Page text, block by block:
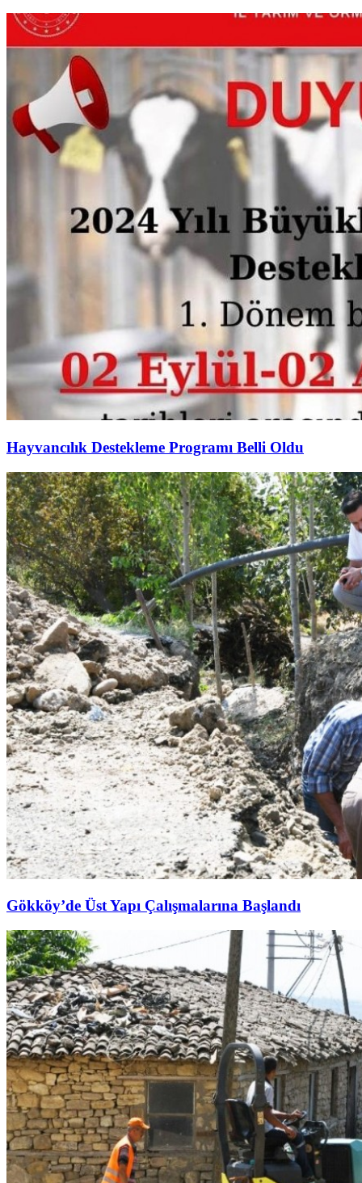
Hayvancılık Destekleme Programı Belli Oldu
Gökköy’de Üst Yapı Çalışmalarına Başlandı